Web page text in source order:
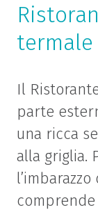
termale
Il
parte
una ricca
alla griglia.